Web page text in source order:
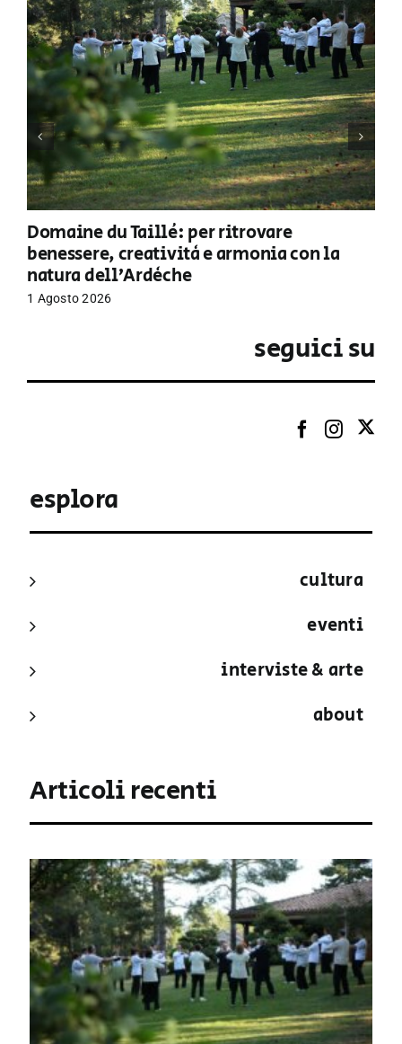
Domaine du Taillé: per ritrovare
benessere, creatività e armonia con la
natura dell’Ardèche
1 Agosto 2026
seguici su
esplora
cultura
eventi
interviste & arte
about
Articoli recenti